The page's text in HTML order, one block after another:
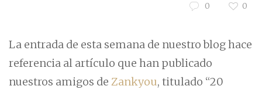
0 0
La entrada de esta semana de nuestro blog hace
referencia al artículo que han publicado
nuestros amigos de Zankyou, titulado “20